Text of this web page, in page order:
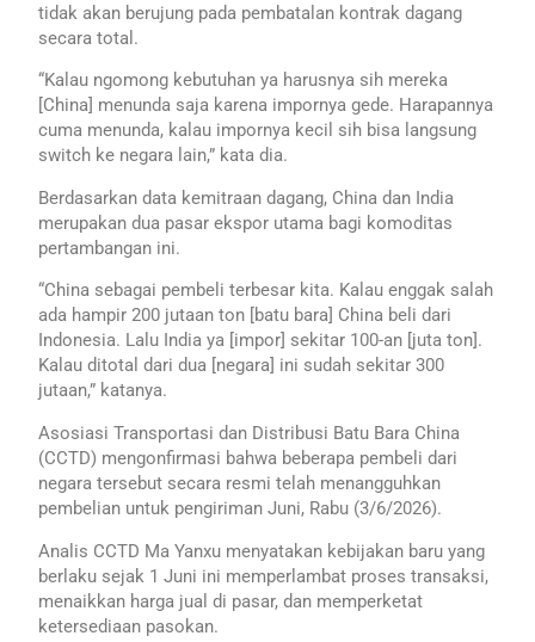
tidak akan berujung pada pembatalan kontrak dagang
secara total.
“Kalau ngomong kebutuhan ya harusnya sih mereka
[China] menunda saja karena impornya gede. Harapannya
cuma menunda, kalau impornya kecil sih bisa langsung
switch ke negara lain,” kata dia.
Berdasarkan data kemitraan dagang, China dan India
merupakan dua pasar ekspor utama bagi komoditas
pertambangan ini.
“China sebagai pembeli terbesar kita. Kalau enggak salah
ada hampir 200 jutaan ton [batu bara] China beli dari
Indonesia. Lalu India ya [impor] sekitar 100-an [juta ton].
Kalau ditotal dari dua [negara] ini sudah sekitar 300
jutaan,” katanya.
Asosiasi Transportasi dan Distribusi Batu Bara China
(CCTD) mengonfirmasi bahwa beberapa pembeli dari
negara tersebut secara resmi telah menangguhkan
pembelian untuk pengiriman Juni, Rabu (3/6/2026).
Analis CCTD Ma Yanxu menyatakan kebijakan baru yang
berlaku sejak 1 Juni ini memperlambat proses transaksi,
menaikkan harga jual di pasar, dan memperketat
ketersediaan pasokan.